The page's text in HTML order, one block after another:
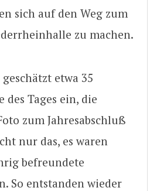
sich auf den Weg zum
zu machen.
etwa 35
des Tages ein, die
zum Jahresabschluß
nur das, es waren
befreundete
So entstanden wieder